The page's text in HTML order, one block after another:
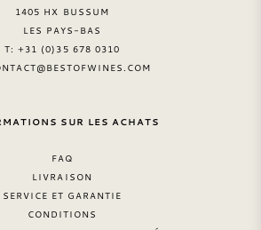
1405 HX BUSSUM
LES PAYS-BAS
T: +31 (0)35 678 0310
SUR LES ACHATS
FAQ
LIVRAISON
SERVICE ET GARANTIE
CONDITIONS